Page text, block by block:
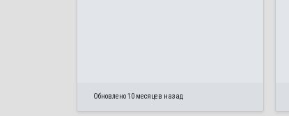
Обновлено 10 месяцев назад